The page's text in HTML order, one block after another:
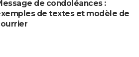
de condoléances :
de textes et modèle de